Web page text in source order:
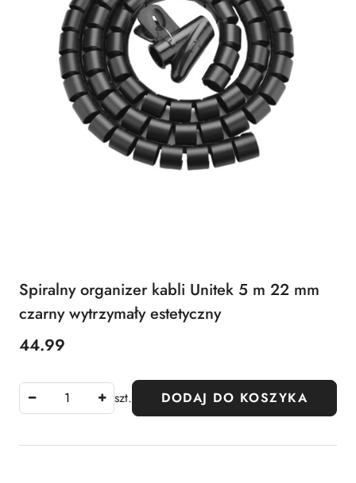
Spiralny organizer kabli Unitek 5 m 22 mm
czarny wytrzymały estetyczny
Cena:
44.99
szt. DODAJ DO KOSZYKA